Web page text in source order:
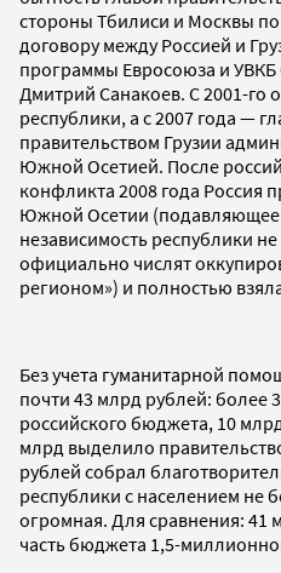
стороны Тбилиси и Москвы
договору между Россией и
программы Евросоюза и
Дмитрий Санакоев. С 2001-
республики, а с 2007 года —
правительством Грузии
Южной Осетией. После
конфликта 2008 года Россия
Южной Осетии
независимость республики
официально числят
регионом») и полностью
Без учета гуманитарной
почти 43 млрд рублей: более
российского бюджета, 10
млрд выделило
рублей собрал
республики с населением не
огромная. Для сравнения: 41
часть бюджета 1,5-